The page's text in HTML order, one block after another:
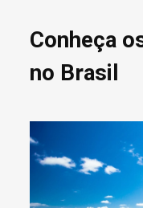
Conheça
no Brasil